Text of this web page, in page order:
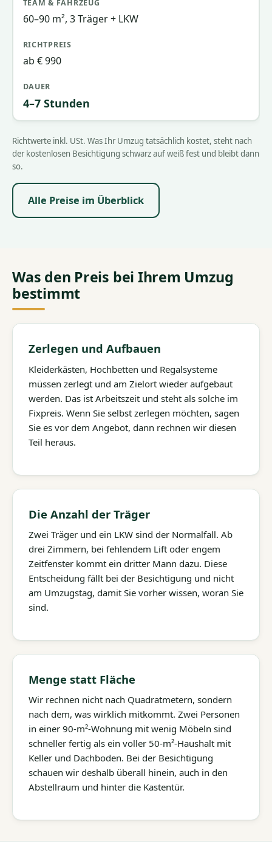
60–90 m², 3 Träger + LKW
ab € 990
4–7 Stunden
Richtwerte inkl. USt. Was Ihr Umzug tatsächlich kostet, steht nach
der kostenlosen Besichtigung schwarz auf weiß fest und bleibt dann
so.
Alle Preise im Überblick
Was den Preis bei Ihrem Umzug
bestimmt
Zerlegen und Aufbauen
Kleiderkästen, Hochbetten und Regalsysteme
müssen zerlegt und am Zielort wieder aufgebaut
werden. Das ist Arbeitszeit und steht als solche im
Fixpreis. Wenn Sie selbst zerlegen möchten, sagen
Sie es vor dem Angebot, dann rechnen wir diesen
Teil heraus.
Die Anzahl der Träger
Zwei Träger und ein LKW sind der Normalfall. Ab
drei Zimmern, bei fehlendem Lift oder engem
Zeitfenster kommt ein dritter Mann dazu. Diese
Entscheidung fällt bei der Besichtigung und nicht
am Umzugstag, damit Sie vorher wissen, woran Sie
sind.
Menge statt Fläche
Wir rechnen nicht nach Quadratmetern, sondern
nach dem, was wirklich mitkommt. Zwei Personen
in einer 90-m²-Wohnung mit wenig Möbeln sind
schneller fertig als ein voller 50-m²-Haushalt mit
Keller und Dachboden. Bei der Besichtigung
schauen wir deshalb überall hinein, auch in den
Abstellraum und hinter die Kastentür.